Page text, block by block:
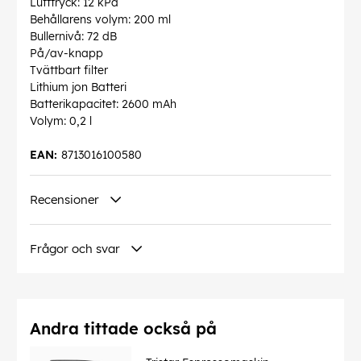
Behållarens volym: 200 ml
Bullernivå: 72 dB
På/av-knapp
Tvättbart filter
Lithium jon Batteri
Batterikapacitet: 2600 mAh
Volym: 0,2 l
8713016100580
EAN:
Recensioner
Frågor och svar
Andra tittade också på